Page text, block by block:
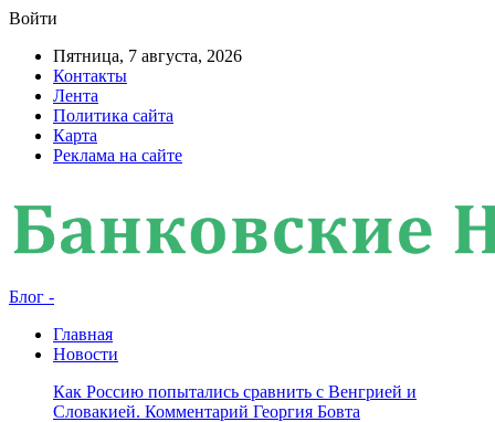
Войти
Пятница, 7 августа, 2026
Контакты
Лента
Политика сайта
Карта
Реклама на сайте
Блог -
Главная
Новости
Как Россию попытались сравнить с Венгрией и
Словакией. Комментарий Георгия Бовта